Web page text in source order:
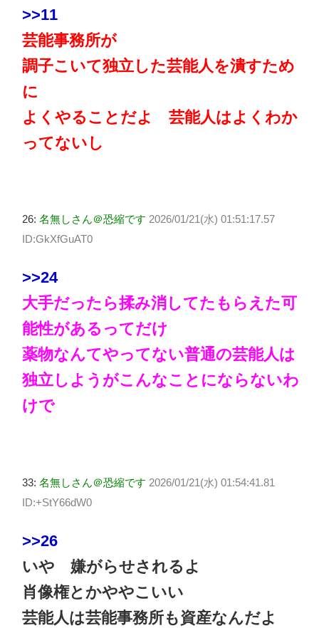
>>11
芸能事務所が
調子こいて独立した芸能人を潰すため
に
よくやることだよ 芸能人はよくわか
ってないし
26: 名無しさん＠恐縮です 2026/01/21(水) 01:51:17.57
ID:GkXfGuAT0
>>24
大手だったら揉み消してたもらえた可
能性があるってだけ
薬物なんてやってない普通の芸能人は
独立しようがこんなことにならないわ
けで
33: 名無しさん＠恐縮です 2026/01/21(水) 01:54:41.81
ID:+StY66dW0
>>26
いや 嫌がらせされるよ
肖像権とかややこいい
芸能人は芸能事務所も資産なんだよ